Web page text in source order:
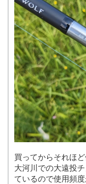
買ってからそれほ
大河川での大遠投
ているので使用頻